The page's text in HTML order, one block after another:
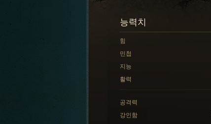
능력치
힘
민첩
지능
활력
공격력
강인함